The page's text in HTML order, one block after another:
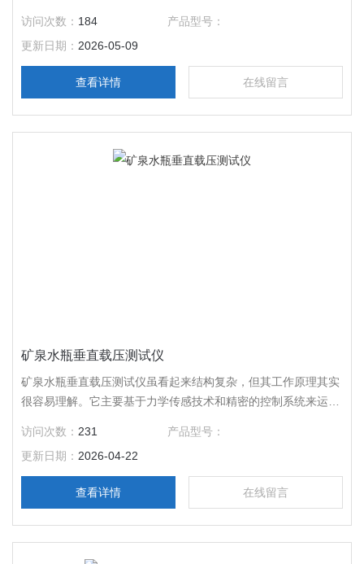
访问次数： 184
产品型号：
更新日期： 2026-05-09
查看详情 在线留言
矿泉水瓶垂直载压测试仪
矿泉水瓶垂直载压测试仪虽看起来结构复杂，但其工作原理其实
很容易理解。它主要基于力学传感技术和精密的控制系统来运作
试。
访问次数： 231
产品型号：
更新日期： 2026-04-22
查看详情 在线留言